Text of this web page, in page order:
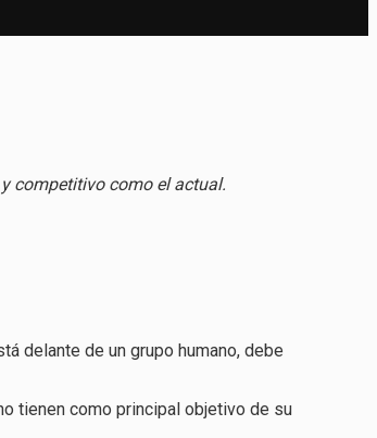
competitivo como el actual.
delante de un grupo humano, debe
tienen como principal objetivo de su